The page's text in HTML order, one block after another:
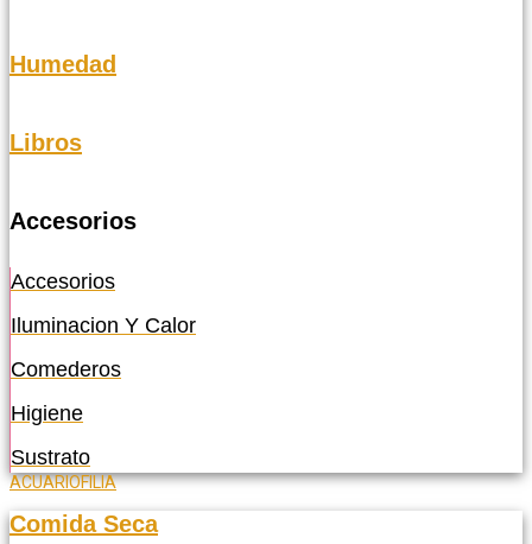
Humedad
Libros
Accesorios
Accesorios
Iluminacion Y Calor
Comederos
Higiene
Sustrato
ACUARIOFILIA
Comida Seca